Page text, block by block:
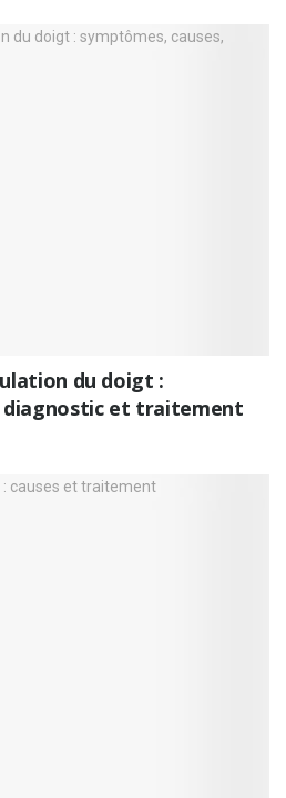
du doigt :
diagnostic et traitement